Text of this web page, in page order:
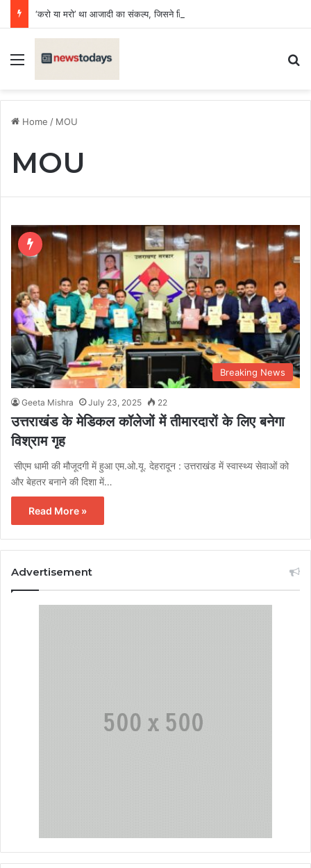
Menu
Home / MOU
MOU
Breaking News
Geeta Mishra July 23, 2025 22
उत्तराखंड के मेडिकल कॉलेजों में तीमारदारों के लिए बनेगा
विश्राम गृह
सीएम धामी की मौजूदगी में हुआ एम.ओ.यू. देहरादून : उत्तराखंड में स्वास्थ्य सेवाओं को
और बेहतर बनाने की दिशा में…
Read More »
Advertisement